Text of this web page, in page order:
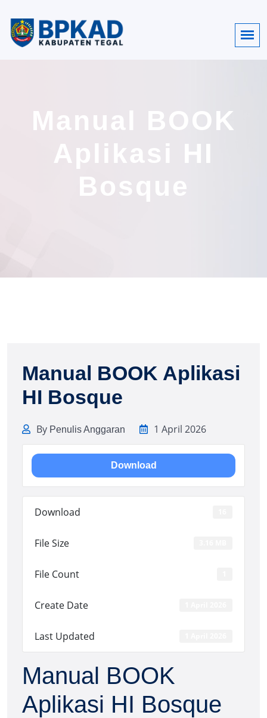
Manual BOOK
Aplikasi HI
Bosque
Manual BOOK Aplikasi
HI Bosque
By Penulis Anggaran 1 April 2026
Download
Download
File Size
File Count
Create Date
Last Updated
Manual BOOK
Aplikasi HI Bosque